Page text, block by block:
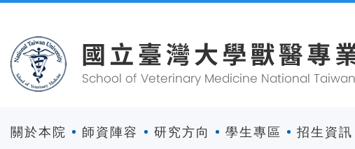
關於本院 師資陣容 研究方向 學生專區 招生資訊